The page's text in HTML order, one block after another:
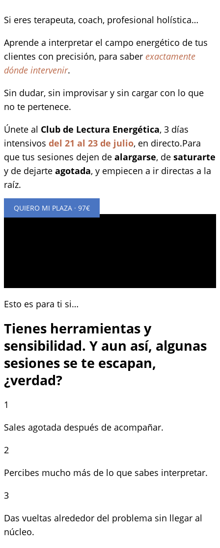
al
Si eres terapeuta, coach, profesional holística…
Aprende a interpretar el campo energético de tus
clientes con precisión, para saber exactamente
dónde intervenir.
Sin dudar, sin improvisar y sin cargar con lo que
no te pertenece.
Únete al Club de Lectura Energética, 3 días
intensivos del 21 al 23 de julio, en directo.Para
que tus sesiones dejen de alargarse, de saturarte
y de dejarte agotada, y empiecen a ir directas a la
raíz.
QUIERO MI PLAZA · 97€
Esto es para ti si…
Tienes herramientas y
sensibilidad. Y aun así, algunas
sesiones se te escapan,
¿verdad?
1
Sales agotada después de acompañar.
2
Percibes mucho más de lo que sabes interpretar.
3
Das vueltas alrededor del problema sin llegar al
núcleo.